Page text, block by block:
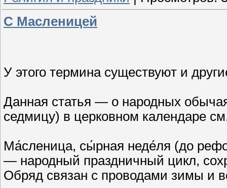
С Масленицей
У этого термина существуют и
Данная статья — о народных
седмицу) в церковном календаре
Ма́сленица, сы́рная неде́ля (до
— народный праздничный цикл,
Обряд связан с проводами зимы и